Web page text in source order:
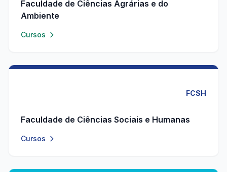
Faculdade de Ciências Agrárias e do
Ambiente
Cursos
FCSH
Faculdade de Ciências Sociais e Humanas
Cursos